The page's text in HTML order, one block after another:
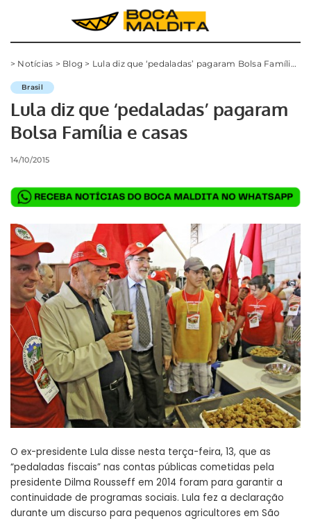
> Notícias > Blog > Lula diz que ‘pedaladas’ pagaram Bolsa Família e casas
Brasil
Lula diz que ‘pedaladas’ pagaram
Bolsa Família e casas
14/10/2015
O ex-presidente Lula disse nesta terça-feira, 13, que as
“pedaladas fiscais” nas contas públicas cometidas pela
presidente Dilma Rousseff em 2014 foram para garantir a
continuidade de programas sociais. Lula fez a declaração
durante um discurso para pequenos agricultores em São